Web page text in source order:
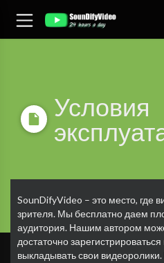
Условия
SounDifyVideo – это место, где
зрителя. Мы бесплатно даем
аудитория. Нашим автором
достаточно
выкладывать свои видеоролики.